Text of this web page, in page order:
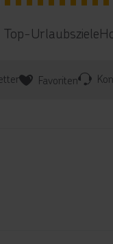
Top-Urlaubsziele
Favoriten